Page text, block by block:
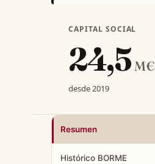
CAPITAL SOCIAL
24,5M€
desde 2019
Resumen
Histórico BORME